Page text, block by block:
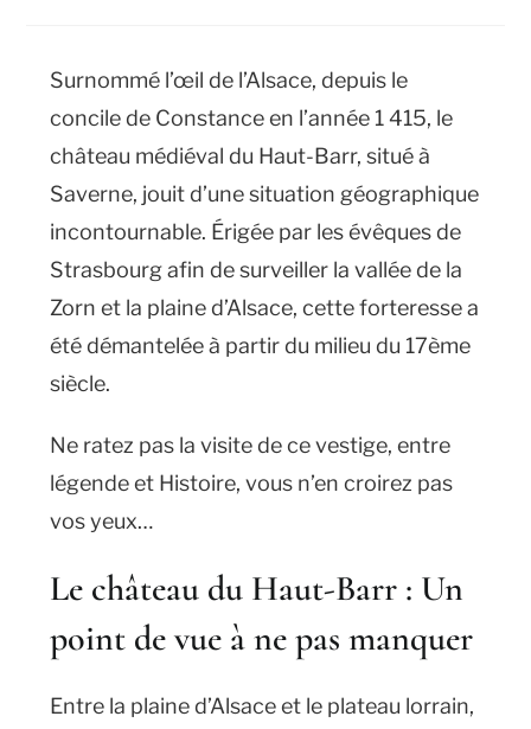
Surnommé l’œil de l’Alsace, depuis le
concile de Constance en l’année 1 415, le
château médiéval du Haut-Barr, situé à
Saverne, jouit d’une situation géographique
incontournable. Érigée par les évêques de
Strasbourg afin de surveiller la vallée de la
Zorn et la plaine d’Alsace, cette forteresse a
été démantelée à partir du milieu du 17ème
siècle.
Ne ratez pas la visite de ce vestige, entre
légende et Histoire, vous n’en croirez pas
vos yeux…
Le château du Haut-Barr : Un
point de vue à ne pas manquer
Entre la plaine d’Alsace et le plateau lorrain,